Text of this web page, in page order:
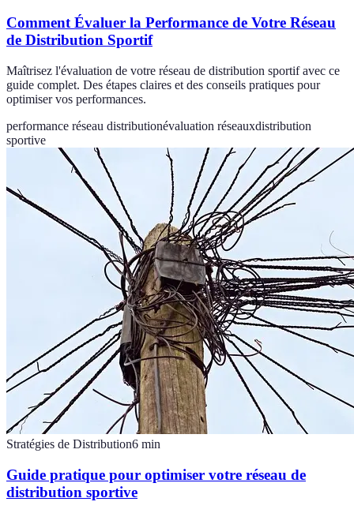
Comment Évaluer la Performance de Votre Réseau
de Distribution Sportif
Maîtrisez l'évaluation de votre réseau de distribution sportif avec ce
guide complet. Des étapes claires et des conseils pratiques pour
optimiser vos performances.
performance réseau distributionévaluation réseauxdistribution
sportive
Stratégies de Distribution6 min
Guide pratique pour optimiser votre réseau de
distribution sportive